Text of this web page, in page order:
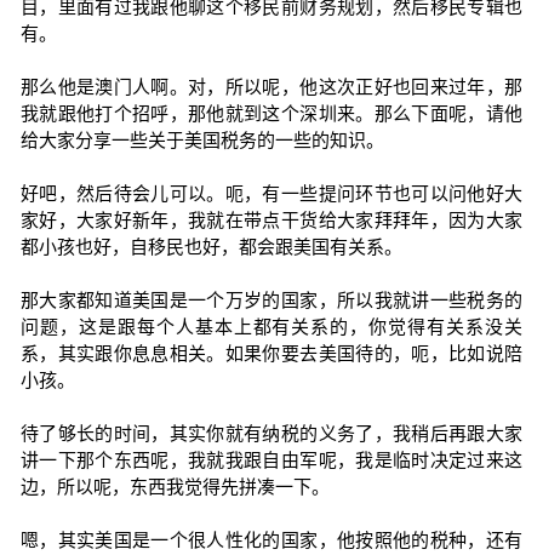
目，里面有过我跟他聊这个移民前财务规划，然后移民专辑也
有。
那么他是澳门人啊。对，所以呢，他这次正好也回来过年，那
我就跟他打个招呼，那他就到这个深圳来。那么下面呢，请他
给大家分享一些关于美国税务的一些的知识。
好吧，然后待会儿可以。呃，有一些提问环节也可以问他好大
家好，大家好新年，我就在带点干货给大家拜拜年，因为大家
都小孩也好，自移民也好，都会跟美国有关系。
那大家都知道美国是一个万岁的国家，所以我就讲一些税务的
问题，这是跟每个人基本上都有关系的，你觉得有关系没关
系，其实跟你息息相关。如果你要去美国待的，呃，比如说陪
小孩。
待了够长的时间，其实你就有纳税的义务了，我稍后再跟大家
讲一下那个东西呢，我就我跟自由军呢，我是临时决定过来这
边，所以呢，东西我觉得先拼凑一下。
嗯，其实美国是一个很人性化的国家，他按照他的税种，还有